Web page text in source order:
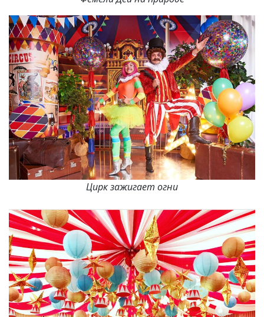
Цирк зажигает огни